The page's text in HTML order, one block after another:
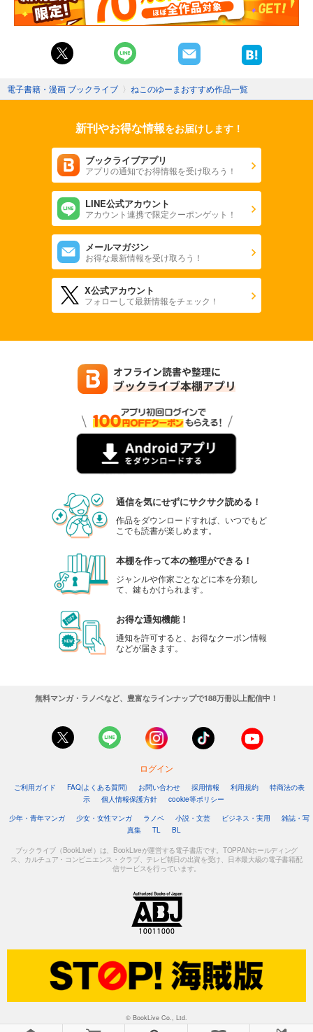
電子書籍・漫画 ブックライブ 〉 ねこのゆーまおすすめ作品一覧
新刊やお得な情報をお届けします！
ブックライブアプリ
アプリの通知でお得情報を受け取ろう！
LINE公式アカウント
アカウント連携で限定クーポンゲット！
メールマガジン
お得な最新情報を受け取ろう！
X公式アカウント
フォローして最新情報をチェック！
通信を気にせずにサクサク読める！
作品をダウンロードすれば、いつでもど
こでも読書が楽しめます。
本棚を作って本の整理ができる！
ジャンルや作家ごとなどに本を分類し
て、鍵もかけられます。
お得な通知機能！
通知を許可すると、お得なクーポン情報
などが届きます。
無料マンガ・ラノベなど、豊富なラインナップで188万冊以上配信中！
ログイン
ご利用ガイド FAQ(よくある質問) お問い合わせ 採用情報 利用規約
特商法の表
示
個人情報保護方針
cookie等ポリシー
少年・青年マンガ
少女・女性マンガ ラノベ 小説・文芸 ビジネス・実用
雑誌・写
真集
TL BL
ブックライブ（BookLive!）は、BookLiveが運営する電子書店です。TOPPANホールディング
ス、カルチュア・コンビニエンス・クラブ、テレビ朝日の出資を受け、日本最大級の電子書籍配
信サービスを行っています。
© BookLive Co., Ltd.